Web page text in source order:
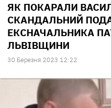
ЯК ПОКАРАЛИ
СКАНДАЛЬНИЙ
ЕКСНАЧАЛЬНИКА
ЛЬВІВЩИНИ
30 Березня 2023 12:22